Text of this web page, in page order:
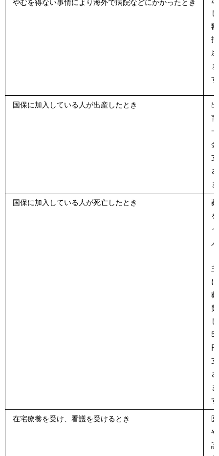
ま
やむを得ない事情により海外で病院などにかかったとき
国保に加入している人が出産したとき
国保に加入している人が死亡したとき
人
ま
在宅療養を受け、看護を受けるとき